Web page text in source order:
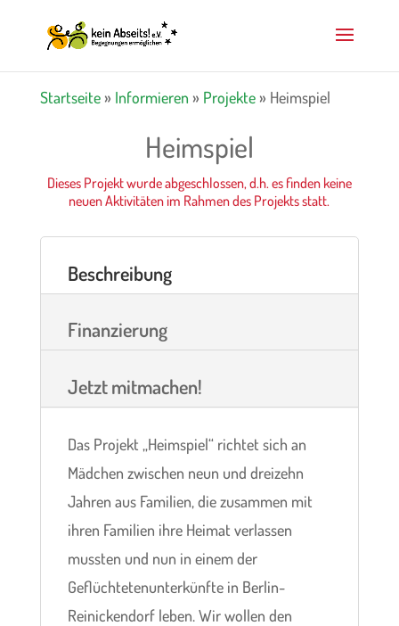
Startseite » Informieren » Projekte » Heimspiel
Heimspiel
Dieses Projekt wurde abgeschlossen, d.h. es finden keine
neuen Aktivitäten im Rahmen des Projekts statt.
Beschreibung
Finanzierung
Jetzt mitmachen!
Das Projekt „Heimspiel“ richtet sich an
Mädchen zwischen neun und dreizehn
Jahren aus Familien, die zusammen mit
ihren Familien ihre Heimat verlassen
mussten und nun in einem der
Geflüchtetenunterkünfte in Berlin-
Reinickendorf leben. Wir wollen den